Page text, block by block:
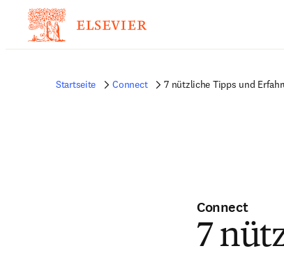
Startseite Connect 7 nützliche Tipps und
Connect
7